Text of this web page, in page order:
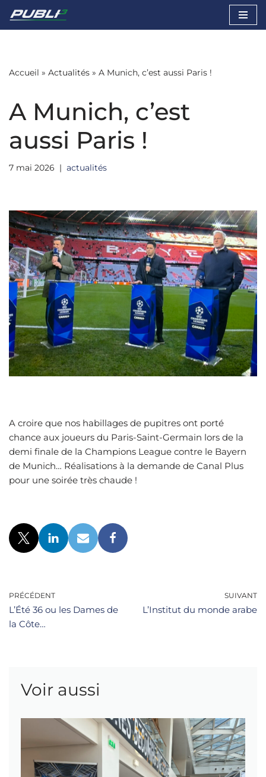
Aller
Accueil » Actualités » A Munich, c’est aussi Paris !
A Munich, c’est
aussi Paris !
7 mai 2026 actualités
A croire que nos habillages de pupitres ont porté
chance aux joueurs du Paris-Saint-Germain lors de la
demi finale de la Champions League contre le Bayern
de Munich… Réalisations à la demande de Canal Plus
pour une soirée très chaude !
PRÉCÉDENT
L’Été 36 ou les Dames de
la Côte…
SUIVANT
L’Institut du monde arabe
Voir aussi